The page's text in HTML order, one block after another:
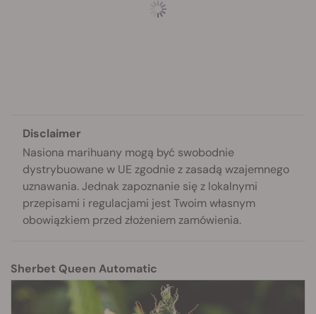
Disclaimer
Nasiona marihuany mogą być swobodnie
dystrybuowane w UE zgodnie z zasadą wzajemnego
uznawania. Jednak zapoznanie się z lokalnymi
przepisami i regulacjami jest Twoim własnym
obowiązkiem przed złożeniem zamówienia.
Sherbet Queen Automatic